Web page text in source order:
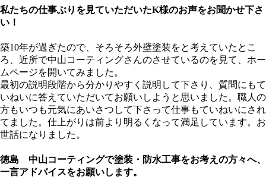
私たちの仕事ぶりを見ていただいたK様のお声をお聞かせ下さ
い！
築10年が過ぎたので、そろそろ外壁塗装をと考えていたとこ
ろ、近所で中山コーティングさんのさせているのを見て、ホー
ムページを開いてみました。
最初の説明段階から分かりやすく説明して下さり、質問にもて
いねいに答えていただいてお願いしようと思いました。職人の
方もいつも元気にあいさつして下さって仕事もていねいにされ
てました。仕上がりは前より明るくなって満足しています。お
世話になりました。
徳島 中山コーティングで塗装・防水工事をお考えの方々へ、
一言アドバイスをお願いします。